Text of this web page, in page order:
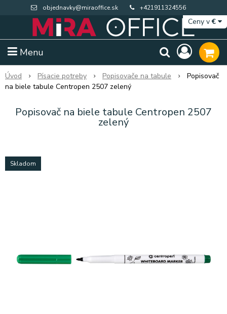
objednavky@miraoffice.sk +421911324556
Menu
Ceny v€
Úvod Písacie potreby Popisovače na tabule
Popisovač
na biele tabule Centropen 2507 zelený
Popisovač na biele tabule Centropen 2507
zelený
Skladom